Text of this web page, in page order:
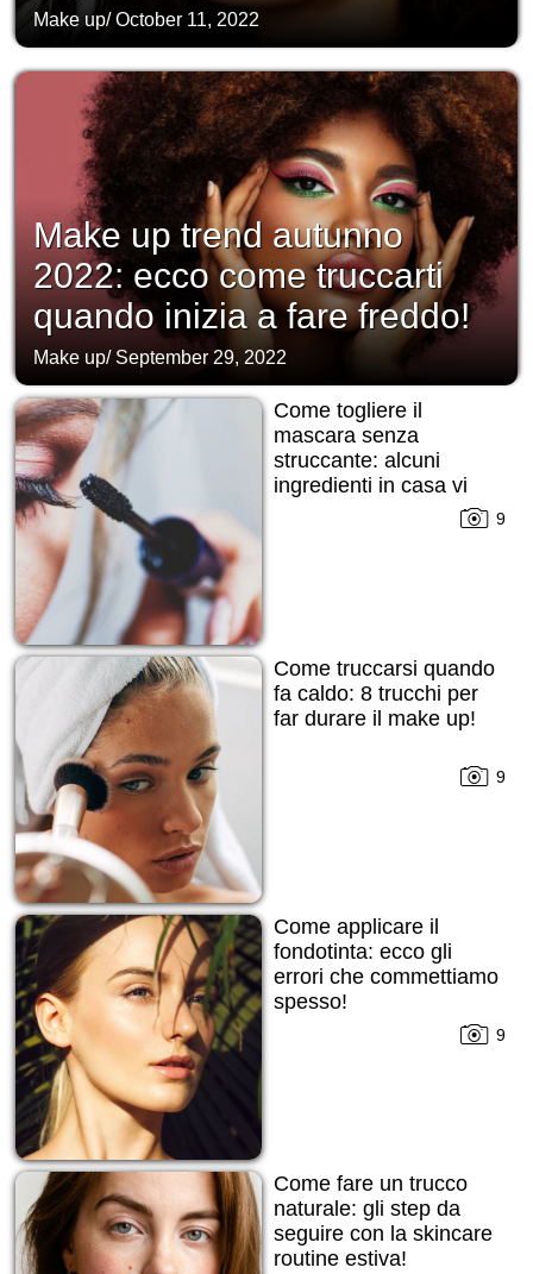
Make up/October 11, 2022
Make up trend autunno
2022: ecco come truccarti
quando inizia a fare freddo!
Make up/ September 29, 2022
Come togliere il
mascara senza
struccante: alcuni
ingredienti in casa vi
9
Come truccarsi quando
fa caldo: 8 trucchi per
far durare il make up!
9
Come applicare il
fondotinta: ecco gli
errori che commettiamo
spesso!
9
Come fare un trucco
naturale: gli step da
seguire con la skincare
routine estiva!